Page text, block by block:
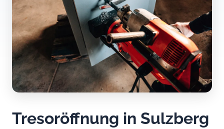
Tresoröffnung in Sulzberg